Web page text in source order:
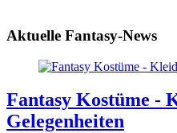
Aktuelle Fantasy-News
Fantasy Kostüme -
Gelegenheiten